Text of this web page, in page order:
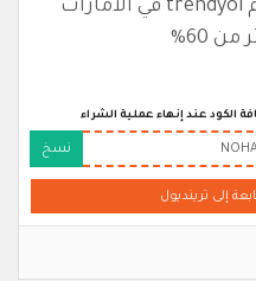
اكتشف كود خصم trendyol في الامارات
60%
الكود عند إنهاء عملية الشراء
نسخ
إلى ترينديول